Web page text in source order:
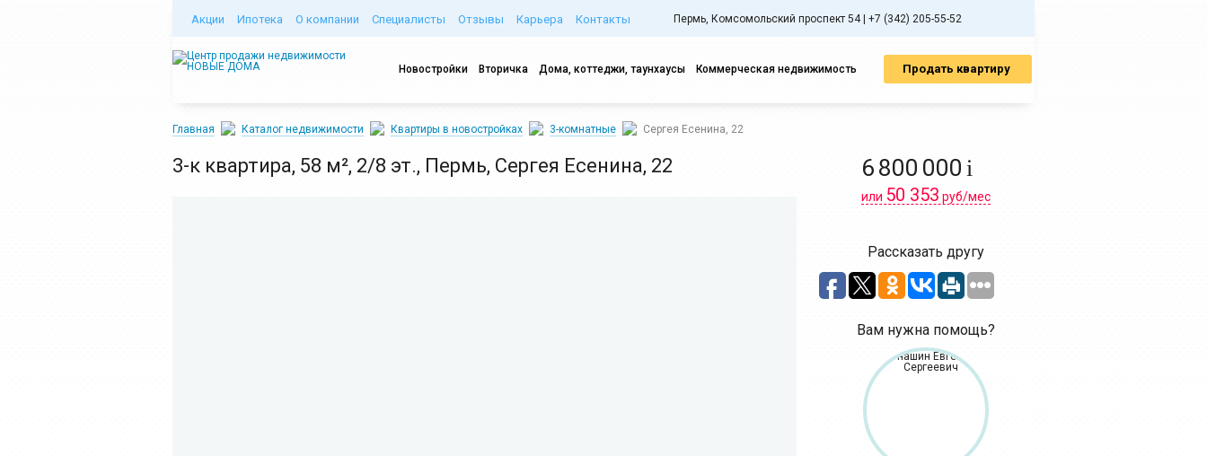
Акции Ипотека О компании Специалисты Отзывы Карьера Контакты Пермь, Комсомольский проспект 54 | +7 (342) 205-55-52
Новостройки Вторичка Дома, коттеджи, таунхаусы Коммерческая недвижимость Продать квартиру
Главная Каталог недвижимости Квартиры в новостройках 3-комнатные Сергея Есенина, 22
3-к квартира, 58 м², 2/8 эт., Пермь, Сергея Есенина, 22 6 800 000 i
или 50 353 руб/мес
Рассказать другу
Вам нужна помощь?